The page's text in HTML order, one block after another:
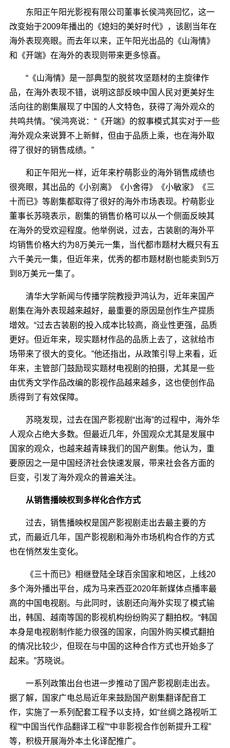
东阳正午阳光影视有限公司董事长侯鸿亮回忆，这一
改变始于2009年播出的《媳妇的美好时代》，该剧当年在
海外表现亮眼。而去年以来，正午阳光出品的《山海情》
和《开端》在海外的表现则带来更多惊喜。
“《山海情》是一部典型的脱贫攻坚题材的主旋律作
品，在海外表现不错，说明这部反映中国人民对更美好生
活向往的剧集展现了中国的人文特色，获得了海外观众的
共鸣共情。”侯鸿亮说：“《开端》的叙事模式其实对于一些
海外观众来说算不上新鲜，但由于品质上乘，也在海外取
得了很好的销售成绩。”
和正午阳光一样，近年来柠萌影业的海外销售成绩也
很亮眼，其出品的《小别离》《小舍得》《小敏家》《三
十而已》等剧集都取得了很好的海外市场表现。柠萌影业
董事长苏晓表示，剧集的销售价格可以从一个侧面反映其
在海外的受欢迎程度。他举例说，过去，古装剧的海外平
均销售价格大约为8万美元一集，当代都市题材大概只有五
六千美元一集，但近年来，优秀的都市题材剧也能卖到5万
到8万美元一集了。
清华大学新闻与传播学院教授尹鸿认为，近年来国产
剧集在海外表现越来越好，最重要的原因是创作生产提质
增效。“过去古装剧的投入成本比较高，商业性更强，品质
更好。但近年来，现实题材作品的品质上去了，这就给市
场带来了很大的变化。”他还指出，从政策引导上来看，近
年来，主管部门鼓励现实题材电视剧的拍摄，尤其是一些
由优秀文学作品改编的影视作品越来越多，这也使创作品
质得到了有效保障。
苏晓发现，过去在国产影视剧“出海”的过程中，海外华
人观众占绝大多数。但最近几年，外国观众尤其是发展中
国家的观众，也越来越青睐我们的国产剧集。他认为，重
要原因之一是中国经济社会快速发展，带来社会各方面的
巨变，引发了海外观众的普遍关注。
从销售播映权到多样化合作方式
过去，销售播映权是国产影视剧走出去最主要的方
式，而最近几年，国产影视剧和海外市场机构合作的方式
也在悄然发生变化。
《三十而已》相继登陆全球百余国家和地区，上线20
多个海外播出平台，成为马来西亚2020年新媒体点播率最
高的中国电视剧。与此同时，该剧还向海外实现了模式输
出，韩国、越南等国的影视机构纷纷购买了翻拍权。“韩国
本身是电视剧制作能力很强的国家，向国外购买模式翻拍
的情况比较少，但现在与中国的这种合作方式也开始多了
起来。”苏晓说。
一系列政策出台也进一步推动了国产影视剧走出去。
据了解，国家广电总局近年来鼓励国产剧集翻译配音工
作，实施了一系列配套工程予以支持，如“丝绸之路视听工
程”“中国当代作品翻译工程”“中非影视合作创新提升工程”
等，积极开展海外本土化译配推广。